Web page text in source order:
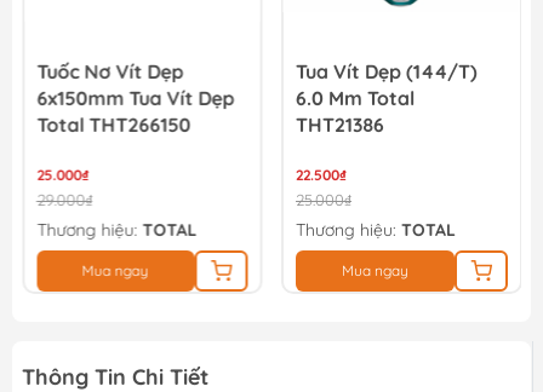
Tuốc Nơ Vít Dẹp
6x150mm Tua Vít Dẹp
Total THT266150
25.000₫
29.000₫
Thương hiệu: TOTAL
Mua ngay
Tua Vít Dẹp (144/T)
6.0 Mm Total
THT21386
22.500₫
25.000₫
Thương hiệu: TOTAL
Mua ngay
Thông Tin Chi Tiết